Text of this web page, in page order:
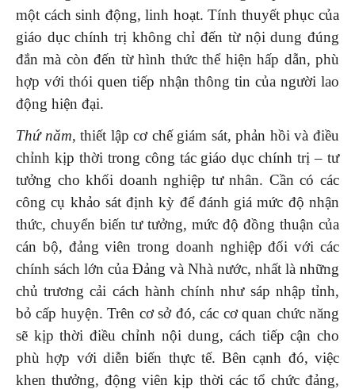
một cách sinh động, linh hoạt. Tính thuyết phục của
giáo dục chính trị không chỉ đến từ nội dung đúng
đắn mà còn đến từ hình thức thể hiện hấp dẫn, phù
hợp với thói quen tiếp nhận thông tin của người lao
động hiện đại.
Thứ năm, thiết lập cơ chế giám sát, phản hồi và điều
chỉnh kịp thời trong công tác giáo dục chính trị – tư
tưởng cho khối doanh nghiệp tư nhân. Cần có các
công cụ khảo sát định kỳ để đánh giá mức độ nhận
thức, chuyển biến tư tưởng, mức độ đồng thuận của
cán bộ, đảng viên trong doanh nghiệp đối với các
chính sách lớn của Đảng và Nhà nước, nhất là những
chủ trương cải cách hành chính như sáp nhập tỉnh,
bỏ cấp huyện. Trên cơ sở đó, các cơ quan chức năng
sẽ kịp thời điều chỉnh nội dung, cách tiếp cận cho
phù hợp với diễn biến thực tế. Bên cạnh đó, việc
khen thưởng, động viên kịp thời các tổ chức đảng,